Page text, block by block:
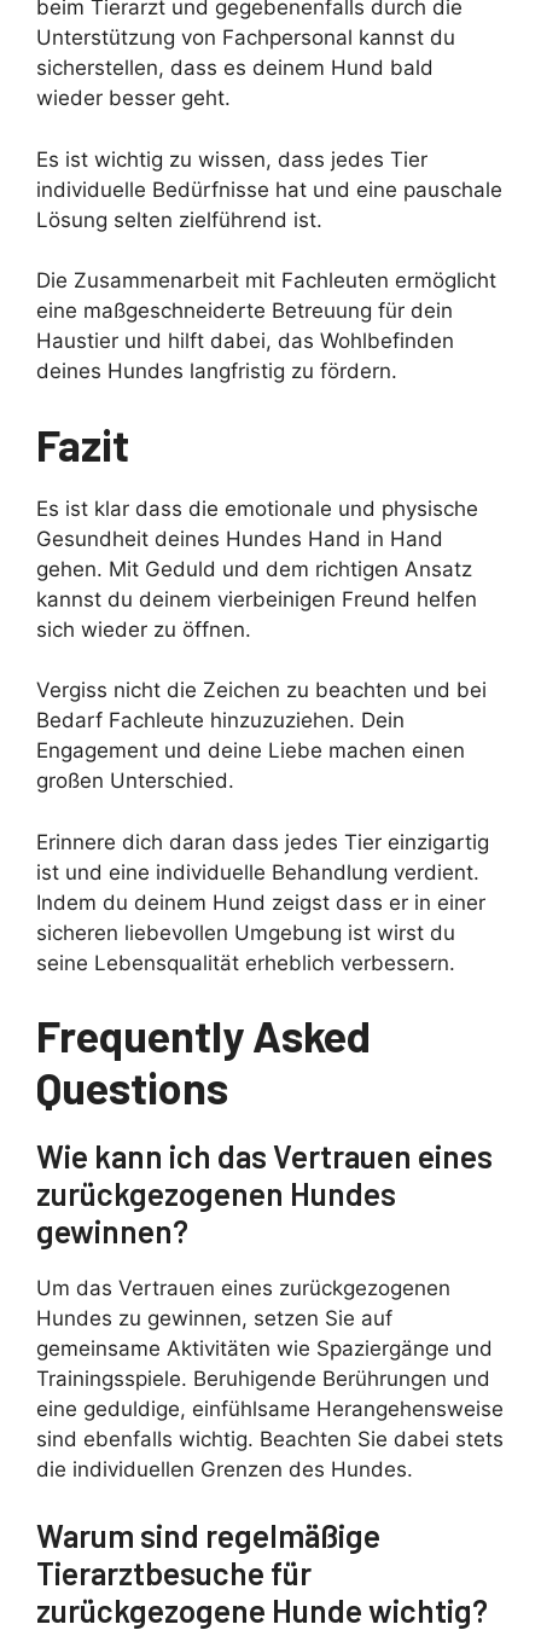
beim Tierarzt und gegebenenfalls durch die
Unterstützung von Fachpersonal kannst du
sicherstellen, dass es deinem Hund bald
wieder besser geht.
Es ist wichtig zu wissen, dass jedes Tier
individuelle Bedürfnisse hat und eine pauschale
Lösung selten zielführend ist.
Die Zusammenarbeit mit Fachleuten ermöglicht
eine maßgeschneiderte Betreuung für dein
Haustier und hilft dabei, das Wohlbefinden
deines Hundes langfristig zu fördern.
Fazit
Es ist klar dass die emotionale und physische
Gesundheit deines Hundes Hand in Hand
gehen. Mit Geduld und dem richtigen Ansatz
kannst du deinem vierbeinigen Freund helfen
sich wieder zu öffnen.
Vergiss nicht die Zeichen zu beachten und bei
Bedarf Fachleute hinzuzuziehen. Dein
Engagement und deine Liebe machen einen
großen Unterschied.
Erinnere dich daran dass jedes Tier einzigartig
ist und eine individuelle Behandlung verdient.
Indem du deinem Hund zeigst dass er in einer
sicheren liebevollen Umgebung ist wirst du
seine Lebensqualität erheblich verbessern.
Frequently Asked
Questions
Wie kann ich das Vertrauen eines
zurückgezogenen Hundes
gewinnen?
Um das Vertrauen eines zurückgezogenen
Hundes zu gewinnen, setzen Sie auf
gemeinsame Aktivitäten wie Spaziergänge und
Trainingsspiele. Beruhigende Berührungen und
eine geduldige, einfühlsame Herangehensweise
sind ebenfalls wichtig. Beachten Sie dabei stets
die individuellen Grenzen des Hundes.
Warum sind regelmäßige
Tierarztbesuche für
zurückgezogene Hunde wichtig?